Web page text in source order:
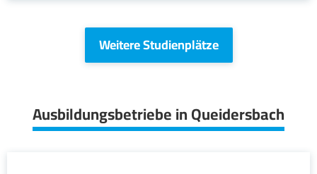
Weitere Studienplätze
Ausbildungsbetriebe in Queidersbach